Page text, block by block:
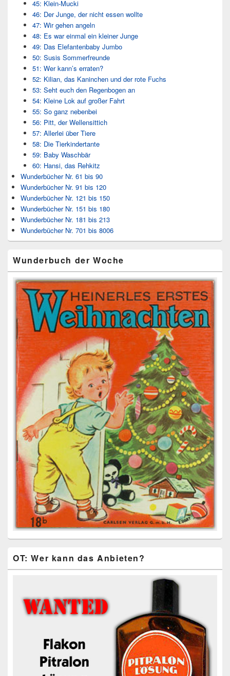
45: Klein-Mucki
46: Der Junge, der nicht essen wollte
47: Wir gehen angeln
48: Es war einmal ein kleiner Junge
49: Das Elefantenbaby Jumbo
50: Susis Sommerfreunde
51: Wer kann’s erraten?
52: Kilian, das Kaninchen und der rote Fuchs
53: Seht euch den Regenbogen an
54: Kleine Lok auf großer Fahrt
55: So ganz nebenbei
56: Pitt, der Wellensittich
57: Allerlei über Tiere
58: Die Tierkindertante
59: Baby Waschbär
60: Hansi, das Rehkitz
Wunderbücher Nr. 61 bis 90
Wunderbücher Nr. 91 bis 120
Wunderbücher Nr. 121 bis 150
Wunderbücher Nr. 151 bis 180
Wunderbücher Nr. 181 bis 213
Wunderbücher Nr. 701 bis 8006
Wunderbuch der Woche
OT: Wer kann das Anbieten?